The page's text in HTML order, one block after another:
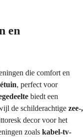
en
die comfort en
, perfect voor
biedt een
de schilderachtige zee-,
decor voor het
zoals kabel-tv-